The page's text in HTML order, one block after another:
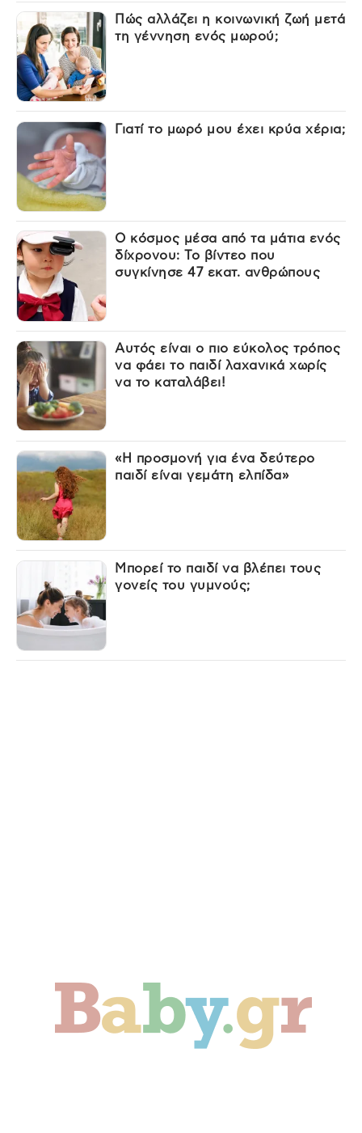
Πώς αλλάζει η κοινωνική ζωή μετά
τη γέννηση ενός μωρού;
Γιατί το μωρό μου έχει κρύα χέρια;
Ο κόσμος μέσα από τα μάτια ενός
δίχρονου: Το βίντεο που
συγκίνησε 47 εκατ. ανθρώπους
Αυτός είναι ο πιο εύκολος τρόπος
να φάει το παιδί λαχανικά χωρίς
να το καταλάβει!
«Η προσμονή για ένα δεύτερο
παιδί είναι γεμάτη ελπίδα»
Μπορεί το παιδί να βλέπει τους
γονείς του γυμνούς;